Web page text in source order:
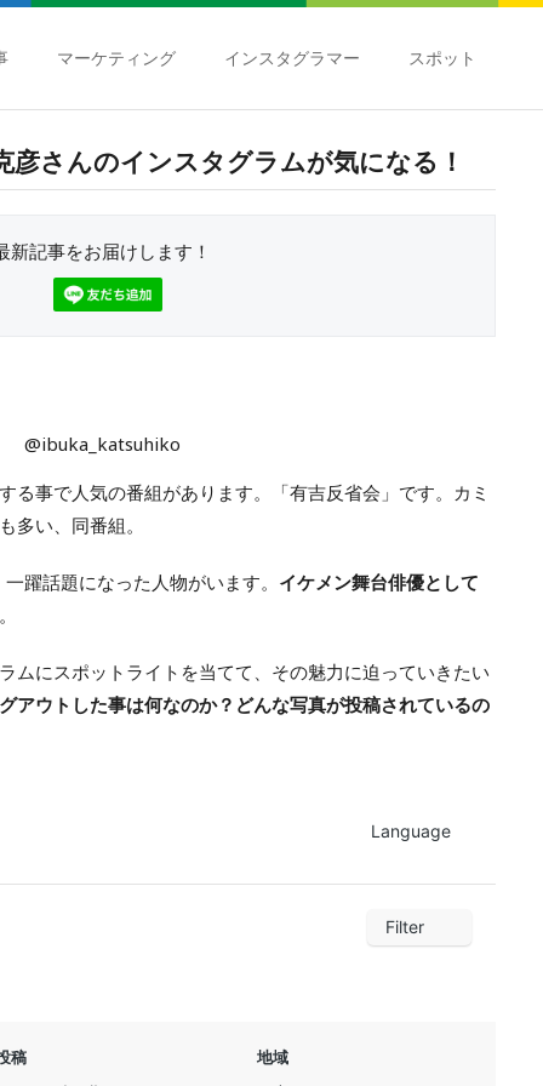
マーケティング インスタグラマー スポット
彦さんのインスタグラムが気になる！
新記事をお届けします！
@ibuka_katsuhiko
る事で人気の番組があります。「有吉反省会」です。カミ
多い、同番組。
躍話題になった人物がいます。 イケメン舞台俳優として
ムにスポットライトを当てて、その魅力に迫っていきたい
アウトした事は何なのか？どんな写真が投稿されているの